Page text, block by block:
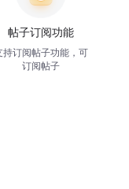
帖子订阅功能
持订阅帖子功能，可
订阅帖子